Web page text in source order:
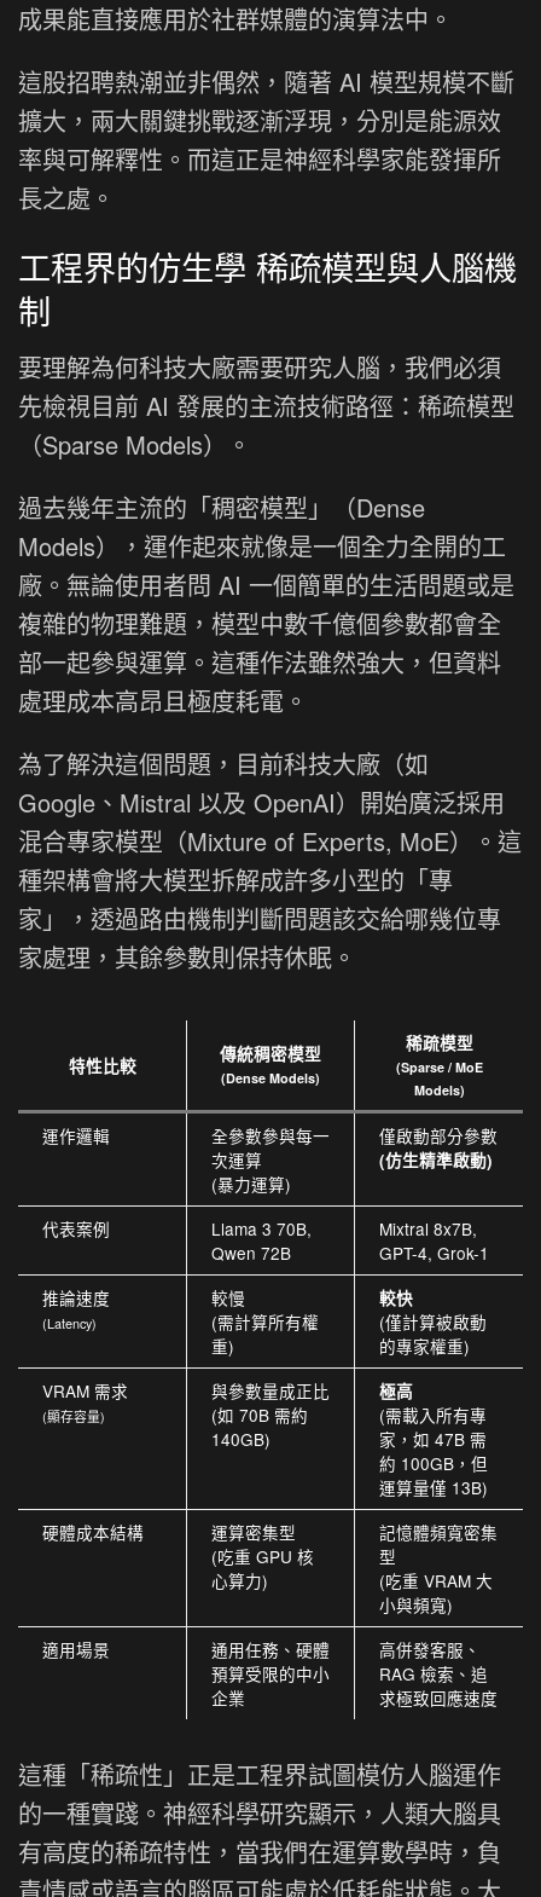
成果能直接應用於社群媒體的演算法中。
這股招聘熱潮並非偶然，隨著 AI 模型規模不斷
擴大，兩大關鍵挑戰逐漸浮現，分別是能源效
率與可解釋性。而這正是神經科學家能發揮所
長之處。
工程界的仿生學 稀疏模型與人腦機
制
要理解為何科技大廠需要研究人腦，我們必須
先檢視目前 AI 發展的主流技術路徑：稀疏模型
（Sparse Models）。
過去幾年主流的「稠密模型」（Dense
Models），運作起來就像是一個全力全開的工
廠。無論使用者問 AI 一個簡單的生活問題或是
複雜的物理難題，模型中數千億個參數都會全
部一起參與運算。這種作法雖然強大，但資料
處理成本高昂且極度耗電。
為了解決這個問題，目前科技大廠（如
Google、Mistral 以及 OpenAI）開始廣泛採用
混合專家模型（Mixture of Experts, MoE）。這
種架構會將大模型拆解成許多小型的「專
家」，透過路由機制判斷問題該交給哪幾位專
家處理，其餘參數則保持休眠。
特性比較
傳統稠密模型
(Dense Models)
稀疏模型
(Sparse / MoE
Models)
運作邏輯
全參數參與每一
次運算
(暴力運算)
僅啟動部分參數
(仿生精準啟動)
代表案例
Llama 3 70B,
Qwen 72B
Mixtral 8x7B,
GPT-4, Grok-1
推論速度
(Latency)
較慢
(需計算所有權
重)
較快
(僅計算被啟動
的專家權重)
VRAM 需求
(顯存容量)
與參數量成正比
(如 70B 需約
140GB)
極高
(需載入所有專
家，如 47B 需
約 100GB，但
運算量僅 13B)
硬體成本結構
運算密集型
(吃重 GPU 核
心算力)
記憶體頻寬密集
型
(吃重 VRAM 大
小與頻寬)
適用場景
通用任務、硬體
預算受限的中小
企業
高併發客服、
RAG 檢索、追
求極致回應速度
這種「稀疏性」正是工程界試圖模仿人腦運作
的一種實踐。神經科學研究顯示，人類大腦具
有高度的稀疏特性，當我們在運算數學時，負